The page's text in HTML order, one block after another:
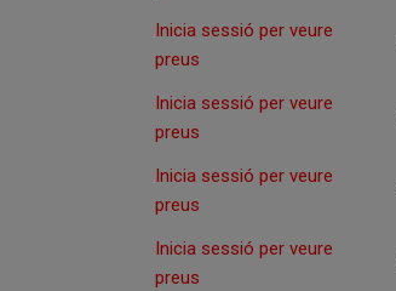
Inicia sessió per veure
preus
Inicia sessió per veure
preus
Inicia sessió per veure
preus
Inicia sessió per veure
preus